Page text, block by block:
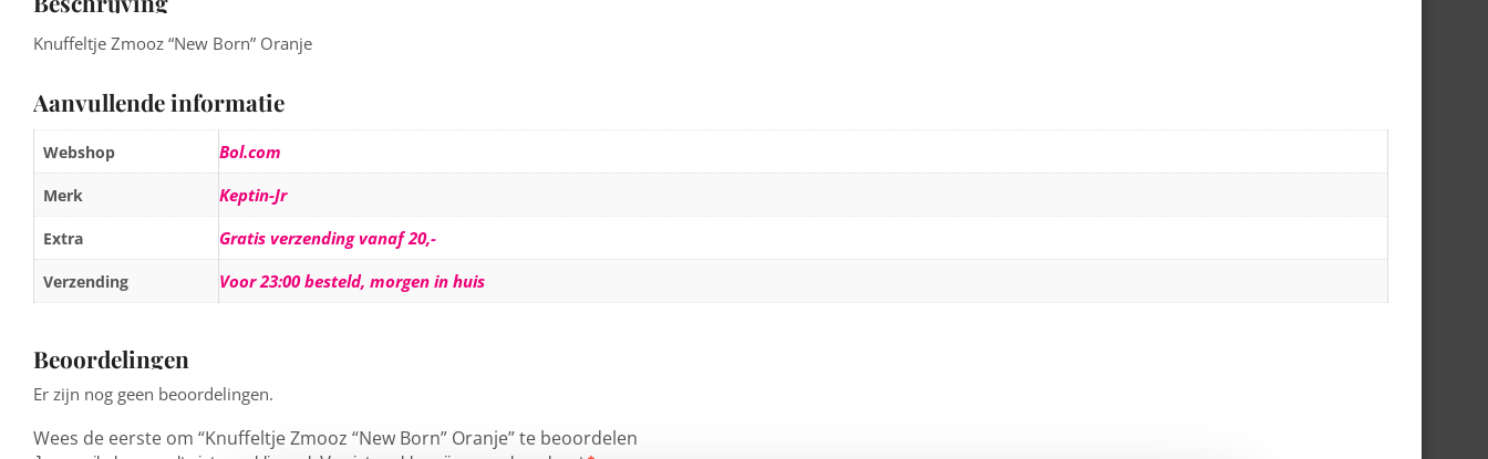
Knuffeltje Zmooz “New Born” Oranje
Aanvullende informatie
Webshop Bol.com
Merk Keptin-Jr
Extra Gratis verzending vanaf 20,-
Verzending Voor 23:00 besteld, morgen in huis
Beoordelingen
Er zijn nog geen beoordelingen.
Wees de eerste om “Knuffeltje Zmooz “New Born” Oranje” te beoordelen